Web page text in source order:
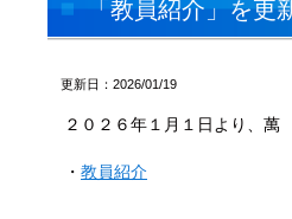
「教員紹介」を更
更新日：2026/01/19
２０２６年１月１日より、
・ 教員紹介